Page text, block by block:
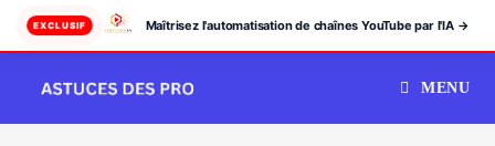
EXCLUSIF Maîtrisez l'automatisation de chaînes YouTube par l'IA →
content
MENU